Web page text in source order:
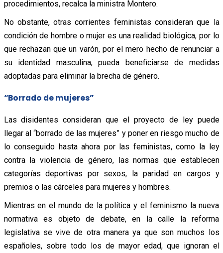
procedimientos, recalca la ministra Montero.
No obstante, otras corrientes feministas consideran que la
condición de hombre o mujer es una realidad biológica, por lo
que rechazan que un varón, por el mero hecho de renunciar a
su identidad masculina, pueda beneficiarse de medidas
adoptadas para eliminar la brecha de género.
“Borrado de mujeres”
Las disidentes consideran que el proyecto de ley puede
llegar al “borrado de las mujeres” y poner en riesgo mucho de
lo conseguido hasta ahora por las feministas, como la ley
contra la violencia de género, las normas que establecen
categorías deportivas por sexos, la paridad en cargos y
premios o las cárceles para mujeres y hombres.
Mientras en el mundo de la política y el feminismo la nueva
normativa es objeto de debate, en la calle la reforma
legislativa se vive de otra manera ya que son muchos los
españoles, sobre todo los de mayor edad, que ignoran el